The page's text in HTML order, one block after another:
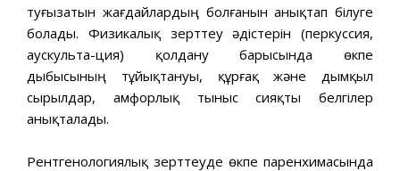
туғызатын жағдайлардың болғанын анықтап білуге
болады. Физикалық зерттеу әдістерін (перкуссия,
аускульта-ция) қолдану барысында өкпе
дыбысының тұйықтануы, құрғақ және дымқыл
сырылдар, амфорлық тыныс сияқты белгілер
анықталады.
Рентгенологиялық зерттеуде өкпе паренхимасында